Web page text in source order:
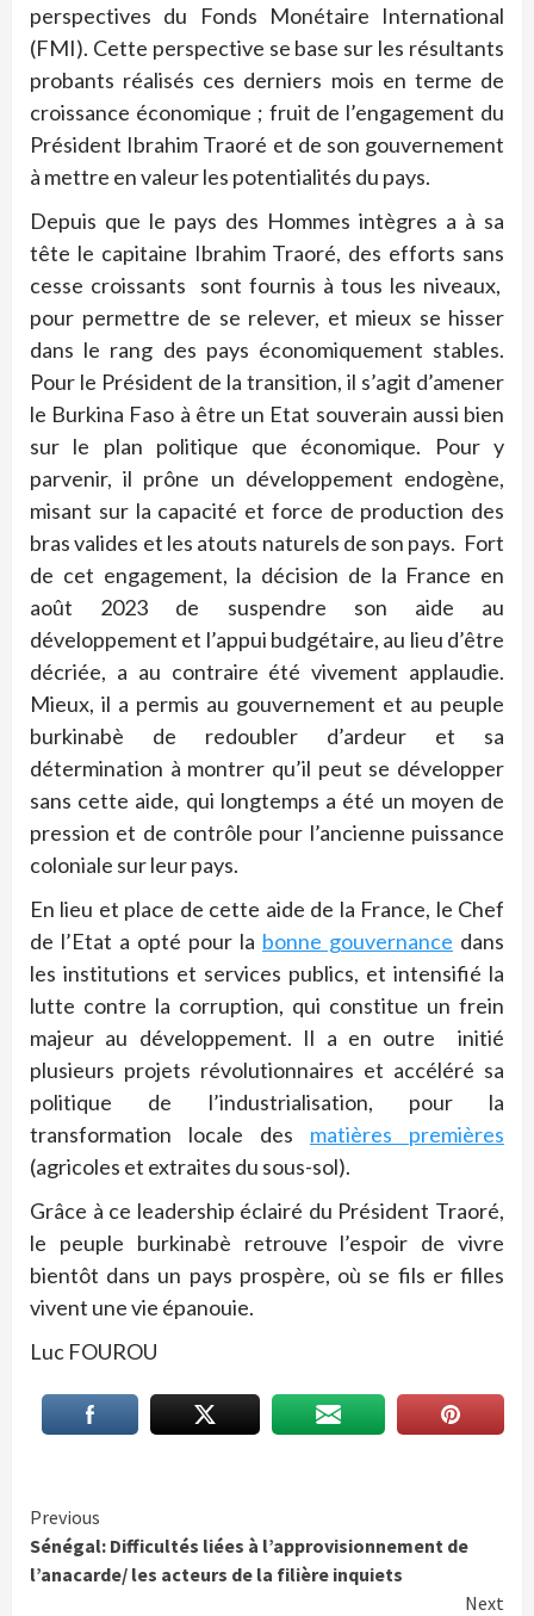
perspectives du Fonds Monétaire International
(FMI). Cette perspective se base sur les résultants
probants réalisés ces derniers mois en terme de
croissance économique ; fruit de l’engagement du
Président Ibrahim Traoré et de son gouvernement
à mettre en valeur les potentialités du pays.
Depuis que le pays des Hommes intègres a à sa
tête le capitaine Ibrahim Traoré, des efforts sans
cesse croissants sont fournis à tous les niveaux,
pour permettre de se relever, et mieux se hisser
dans le rang des pays économiquement stables.
Pour le Président de la transition, il s’agit d’amener
le Burkina Faso à être un Etat souverain aussi bien
sur le plan politique que économique. Pour y
parvenir, il prône un développement endogène,
misant sur la capacité et force de production des
bras valides et les atouts naturels de son pays. Fort
de cet engagement, la décision de la France en
août 2023 de suspendre son aide au
développement et l’appui budgétaire, au lieu d’être
décriée, a au contraire été vivement applaudie.
Mieux, il a permis au gouvernement et au peuple
burkinabè de redoubler d’ardeur et sa
détermination à montrer qu’il peut se développer
sans cette aide, qui longtemps a été un moyen de
pression et de contrôle pour l’ancienne puissance
coloniale sur leur pays.
En lieu et place de cette aide de la France, le Chef
de l’Etat a opté pour la bonne gouvernance dans
les institutions et services publics, et intensifié la
lutte contre la corruption, qui constitue un frein
majeur au développement. Il a en outre initié
plusieurs projets révolutionnaires et accéléré sa
politique de l’industrialisation, pour la
transformation locale des matières premières
(agricoles et extraites du sous-sol).
Grâce à ce leadership éclairé du Président Traoré,
le peuple burkinabè retrouve l’espoir de vivre
bientôt dans un pays prospère, où se fils er filles
vivent une vie épanouie.
Luc FOUROU
Continue
Reading
Previous
Sénégal: Difficultés liées à l’approvisionnement de
l’anacarde/ les acteurs de la filière inquiets
Next